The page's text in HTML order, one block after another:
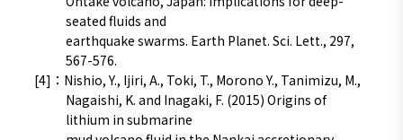
seated ﬂuids and
earthquake swarms. Earth Planet. Sci. Lett., 297,
567-576.
[4]：Nishio, Y., Ijiri, A., Toki, T., Morono Y., Tanimizu, M.,
Nagaishi, K. and Inagaki, F. (2015) Origins of
lithium in submarine